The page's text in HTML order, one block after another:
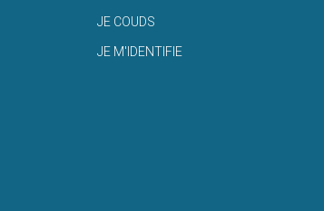
JE COUDS
JE M'IDENTIFIE